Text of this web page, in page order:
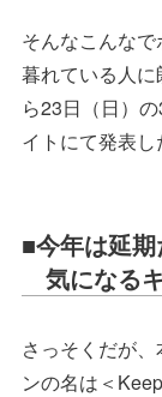
そんなこんな
暮れている人
ら23日（日）
イトにて発表し
■今年は延
気になる
さっそくだが
ンの名は＜